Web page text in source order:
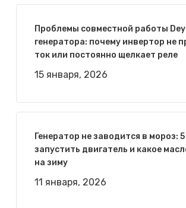
Проблемы совместной работы
генератора: почему инвертор не
ток или постоянно щелкает реле
15 января, 2026
Генератор не заводится в мороз:
запустить двигатель и какое
на зиму
11 января, 2026